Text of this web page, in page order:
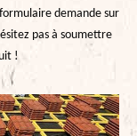
demande sur
pas à soumettre
!